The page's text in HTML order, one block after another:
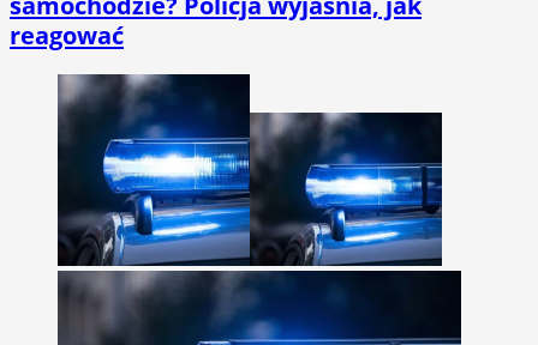
reagować